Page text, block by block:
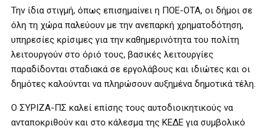
Την ίδια στιγμή, όπως επισημαίνει η ΠΟΕ-ΟΤΑ, οι δήμοι σε
όλη τη χώρα παλεύουν με την ανεπαρκή χρηματοδότηση,
υπηρεσίες κρίσιμες για την καθημερινότητα του πολίτη
λειτουργούν στο όριό τους, βασικές λειτουργίες
παραδίδονται σταδιακά σε εργολάβους και ιδιώτες και οι
δημότες καλούνται να πληρώσουν αυξημένα δημοτικά τέλη.
Ο ΣΥΡΙΖΑ-ΠΣ καλεί επίσης τους αυτοδιοικητικούς να
ανταποκριθούν και στο κάλεσμα της ΚΕΔΕ για συμβολικό